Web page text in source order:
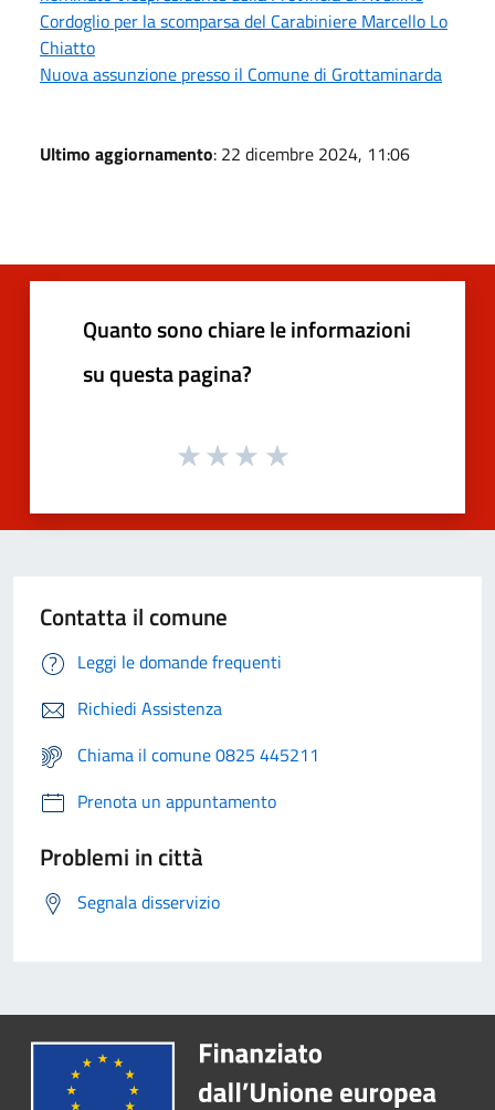
Cordoglio per la scomparsa del Carabiniere Marcello Lo
Chiatto
Nuova assunzione presso il Comune di Grottaminarda
Ultimo aggiornamento: 22 dicembre 2024, 11:06
Quanto sono chiare le informazioni
su questa pagina?
Contatta il comune
Leggi le domande frequenti
Richiedi Assistenza
Chiama il comune 0825 445211
Prenota un appuntamento
Problemi in città
Segnala disservizio